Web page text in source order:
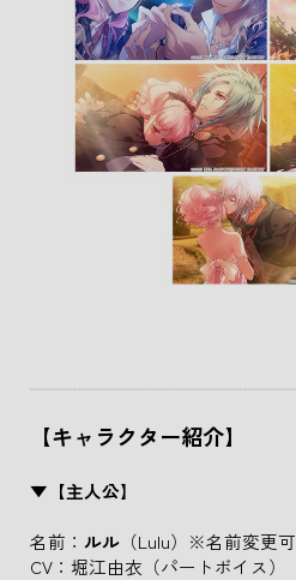
【キャラクター紹介】
▼【主人公】
名前： ルル（Lulu）※名前変更可
CV：堀江由衣（パートボイス）